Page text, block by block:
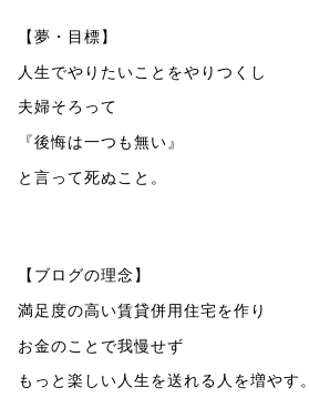
【夢・目標】
人生でやりたいことをやりつくし
夫婦そろって
『後悔は一つも無い』
と言って死ぬこと。
【ブログの理念】
満足度の高い賃貸併用住宅を作り
お金のことで我慢せず
もっと楽しい人生を送れる人を増やす。